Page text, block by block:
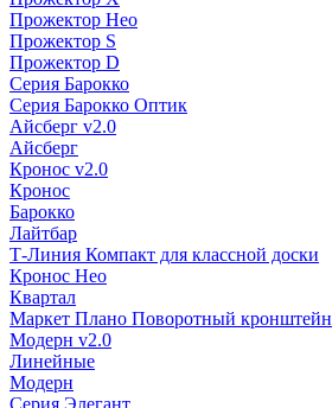
Прожектор Нео
Прожектор S
Прожектор D
Серия Барокко
Серия Барокко Оптик
Айсберг v2.0
Айсберг
Кронос v2.0
Кронос
Барокко
Лайтбар
Т-Линия Компакт для классной доски
Кронос Нео
Квартал
Маркет Плано Поворотный кронштейн
Модерн v2.0
Линейные
Модерн
Серия Элегант